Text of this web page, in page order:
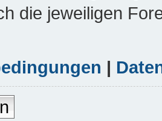
die jeweiligen
|